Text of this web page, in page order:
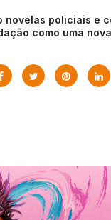
novelas policiais e
como uma